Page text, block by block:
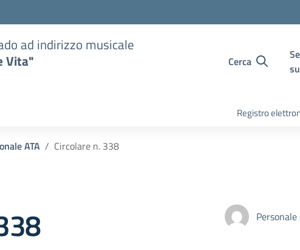
ad indirizzo musicale
Vita"
Cerca
Registro
ATA Circolare n. 338